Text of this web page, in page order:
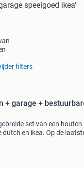
speelgoed ikea'
filters
+ garage +
set van een houten
en ikea. Op de